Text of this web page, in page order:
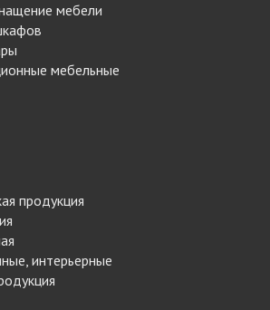
мебели
мебельные
продукция
интерьерные